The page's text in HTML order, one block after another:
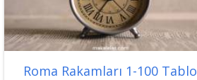
Roma Rakamları 1-100 Tablo